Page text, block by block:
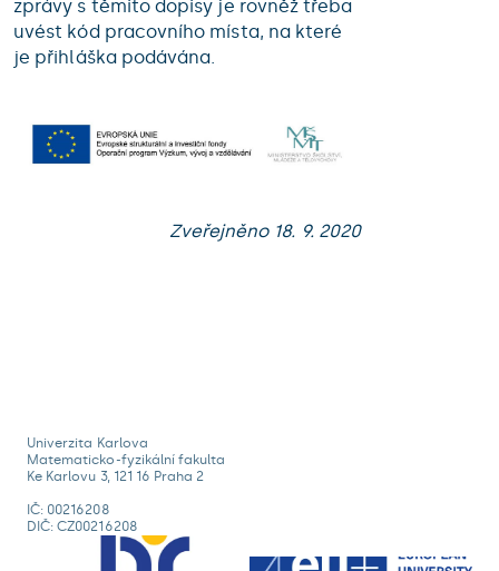
zprávy s těmito dopisy je rovněž třeba
uvést kód pracovního místa, na které
je přihláška podávána.
Zveřejněno 18. 9. 2020
Univerzita Karlova
Matematicko-fyzikální fakulta
Ke Karlovu 3, 121 16 Praha 2
IČ: 00216208
DIČ: CZ00216208